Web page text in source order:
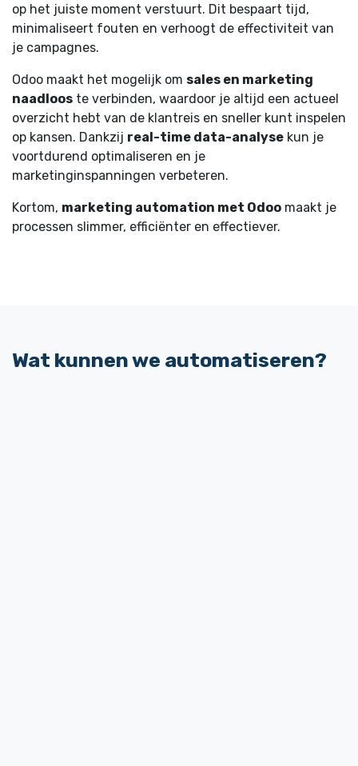
op het juiste moment verstuurt. Dit bespaart tijd,
minimaliseert fouten en verhoogt de effectiviteit van
je campagnes.
Odoo maakt het mogelijk om sales en marketing
naadloos te verbinden, waardoor je altijd een actueel
overzicht hebt van de klantreis en sneller kunt inspelen
op kansen. Dankzij real-time data-analyse kun je
voortdurend optimaliseren en je
marketinginspanningen verbeteren.
Kortom, marketing automation met Odoo maakt je
processen slimmer, efficiënter en effectiever.
Wat kunnen we automatiseren?​